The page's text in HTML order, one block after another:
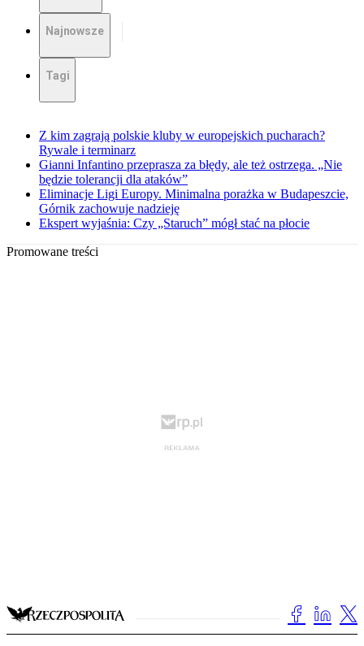
Najnowsze
Tagi
Z kim zagrają polskie kluby w europejskich pucharach?
Rywale i terminarz
Gianni Infantino przeprasza za błędy, ale też ostrzega. „Nie
będzie tolerancji dla ataków”
Eliminacje Ligi Europy. Minimalna porażka w Budapeszcie,
Górnik zachowuje nadzieję
Ekspert wyjaśnia: Czy „Staruch” mógł stać na płocie
Promowane treści